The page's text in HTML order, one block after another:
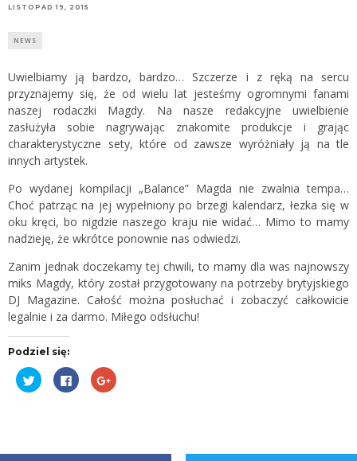
LISTOPAD 19, 2015
NEWS
Uwielbiamy ją bardzo, bardzo… Szczerze i z ręką na sercu
przyznajemy się, że od wielu lat jesteśmy ogromnymi fanami
naszej rodaczki Magdy. Na nasze redakcyjne uwielbienie
zasłużyła sobie nagrywając znakomite produkcje i grając
charakterystyczne sety, które od zawsze wyróżniały ją na tle
innych artystek.
Po wydanej kompilacji „Balance” Magda nie zwalnia tempa…
Choć patrząc na jej wypełniony po brzegi kalendarz, łezka się w
oku kręci, bo nigdzie naszego kraju nie widać… Mimo to mamy
nadzieję, że wkrótce ponownie nas odwiedzi.
Zanim jednak doczekamy tej chwili, to mamy dla was najnowszy
miks Magdy, który został przygotowany na potrzeby brytyjskiego
DJ Magazine. Całość można posłuchać i zobaczyć całkowicie
legalnie i za darmo. Miłego odsłuchu!
Podziel się:
Udostępnij
na
Twitterze(Otwiera
Kliknij,
aby
udostępnić
oknie)
Kliknij,
aby
nowym